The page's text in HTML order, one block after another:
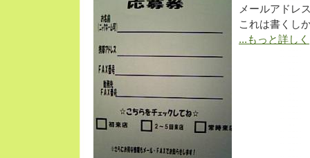
メールアドレ
これは書くし
...もっと詳しく